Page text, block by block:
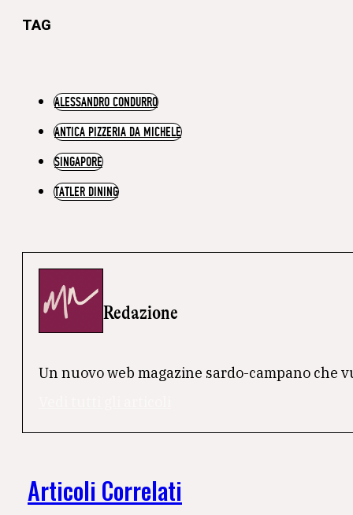
TAG
ALESSANDRO CONDURRO
ANTICA PIZZERIA DA MICHELE
SINGAPORE
TATLER DINING
Redazione
Un nuovo web magazine sardo-campano che
Articoli Correlati